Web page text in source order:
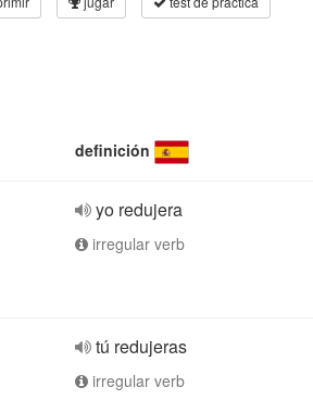
definición
yo redujera
irregular verb
tú redujeras
irregular verb